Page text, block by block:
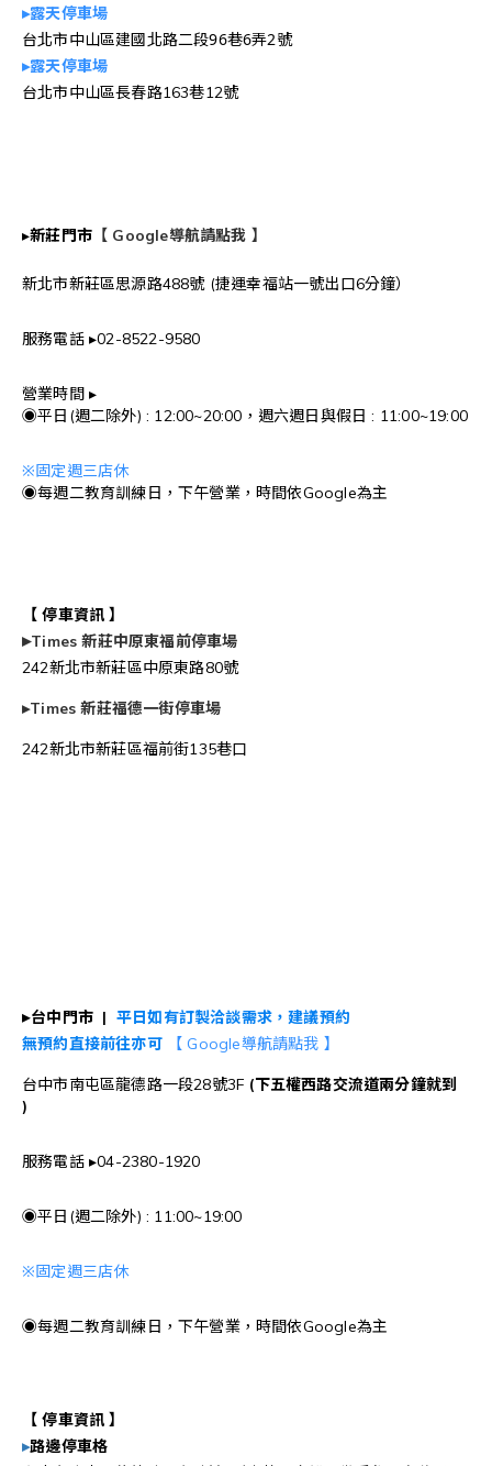
▸露天停車場
台北市中山區建國北路二段96巷6弄2號
▸露天停車場
台北市中山區長春路163巷12號
▸新莊門市 【 Google導航請點我 】
新北市新莊區思源路488號 (捷運幸福站一號出口6分鐘）
服務電話 ▸02-8522-9580
營業時間 ▸
◉平日(週二除外) : 12:00~20:00，週六週日與假日 : 11:00~19:00
※固定週三店休
◉每週二教育訓練日，下午營業，時間依Google為主
【 停車資訊 】
▸Times 新莊中原東福前停車場
242新北市新莊區中原東路80號
▸Times 新莊福德一街停車場
242新北市新莊區福前街135巷口
▸台中門市 |平日如有訂製洽談需求，建議預約
無預約直接前往亦可
【 Google導航請點我 】
台中市南屯區龍德路一段28號3F (下五權西路交流道兩分鐘就到
)
服務電話 ▸04-2380-1920
◉平日(週二除外) : 11:00~19:00
※固定週三店休
◉每週二教育訓練日，下午營業，時間依Google為主
【 停車資訊 】
▸路邊停車格